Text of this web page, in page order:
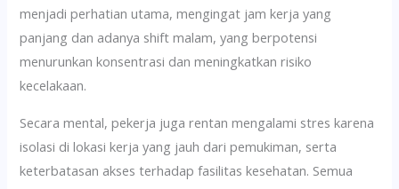
menjadi perhatian utama, mengingat jam kerja yang
panjang dan adanya shift malam, yang berpotensi
menurunkan konsentrasi dan meningkatkan risiko
kecelakaan.
Secara mental, pekerja juga rentan mengalami stres karena
isolasi di lokasi kerja yang jauh dari pemukiman, serta
keterbatasan akses terhadap fasilitas kesehatan. Semua